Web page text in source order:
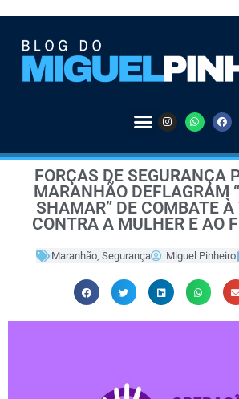
FORÇAS DE SEGURANÇA
MARANHÃO DEFLAGRAM
SHAMAR” DE COMBATE
CONTRA A MULHER E AO
Maranhão, Segurança Miguel Pinheiro